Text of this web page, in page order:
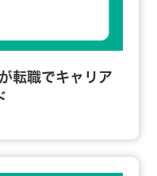
転職でキャリア